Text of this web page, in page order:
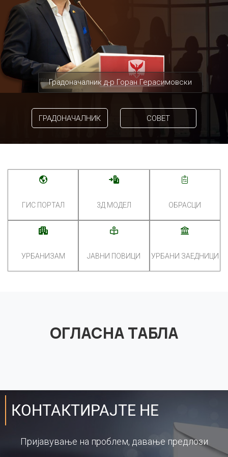
Градоначалник д-р Горан Герасимовски
ГРАДОНАЧАЛНИК СОВЕТ
ГИС ПОРТАЛ 3Д МОДЕЛ ОБРАСЦИ
УРБАНИЗАМ ЈАВНИ ПОВИЦИ УРБАНИ ЗАЕДНИЦИ
ОГЛАСНА ТАБЛА
КОНТАКТИРАЈТЕ НЕ
Пријавување на проблем, давање предлози